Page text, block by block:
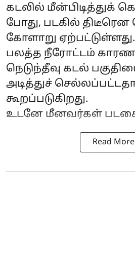
கடலில் மீன்பிடித்துக்
போது, படகில்
கோளாறு
பலத்த நீரோட்டம்
நெடுந்தீவு கடல்
அடித்துச்
கூறப்படுகிறது.
உடனே மீனவர்கள் படகை
Read More